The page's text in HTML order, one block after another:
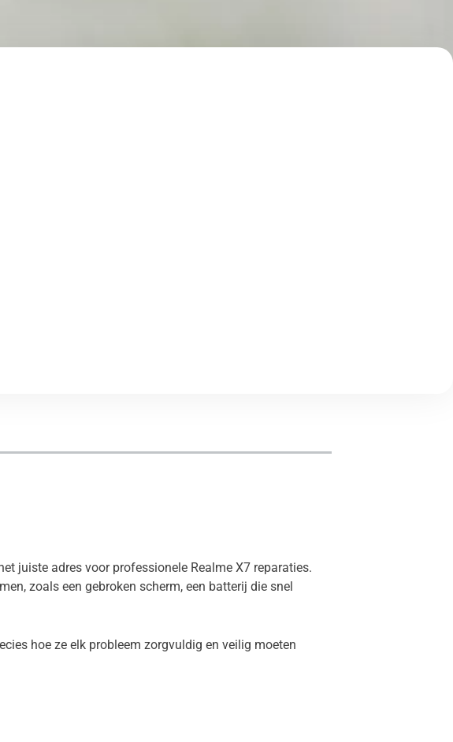
juiste adres voor professionele Realme X7 reparaties.
zoals een gebroken scherm, een batterij die snel
hoe ze elk probleem zorgvuldig en veilig moeten